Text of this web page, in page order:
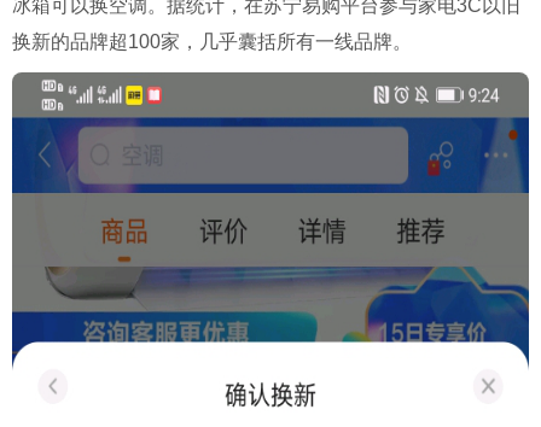
冰箱可以换空调。据统计，在苏宁易购平台参与家电3C以旧
换新的品牌超100家，几乎囊括所有一线品牌。